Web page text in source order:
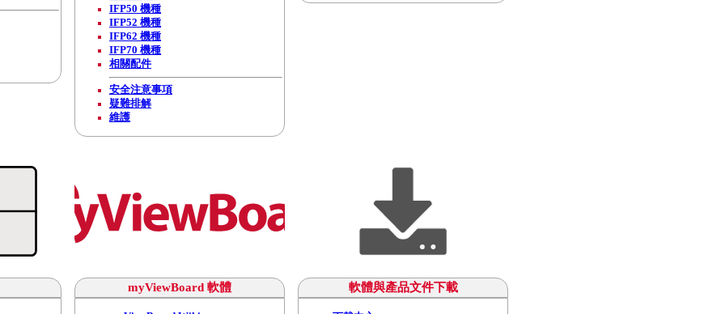
IFP50 機種
IFP52 機種
IFP62 機種
IFP70 機種
相關配件
安全注意事項
疑難排解
維護
myViewBoard 軟體 軟體與產品文件下載